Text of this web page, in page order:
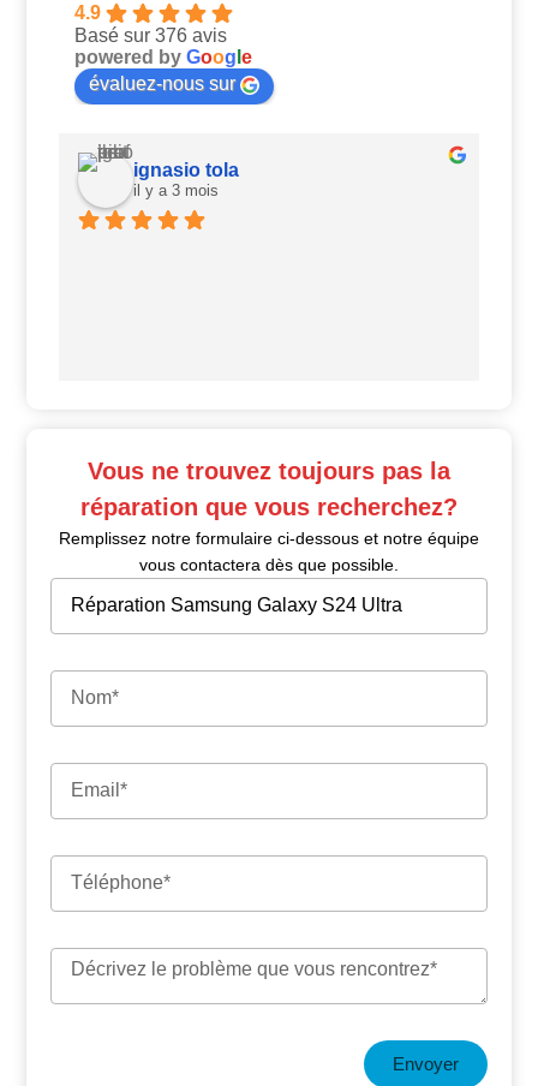
4.9
Basé sur 376 avis
powered byGoog le
évaluez-nous sur
ignasio tola
il y a 3 mois
Vous ne trouvez toujours pas la
réparation que vous recherchez?
Remplissez notre formulaire ci-dessous et notre équipe
vous contactera dès que possible.
Envoyer